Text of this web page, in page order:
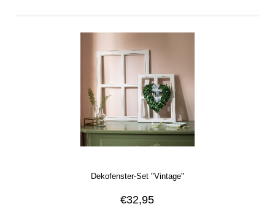
Dekofenster-Set "Vintage"
€32,95